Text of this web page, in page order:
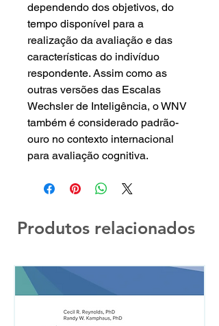
dependendo dos objetivos, do
tempo disponível para a
realização da avaliação e das
características do indivíduo
respondente. Assim como as
outras versões das Escalas
Wechsler de Inteligência, o WNV
também é considerado padrão-
ouro no contexto internacional
para avaliação cognitiva.
Produtos relacionados